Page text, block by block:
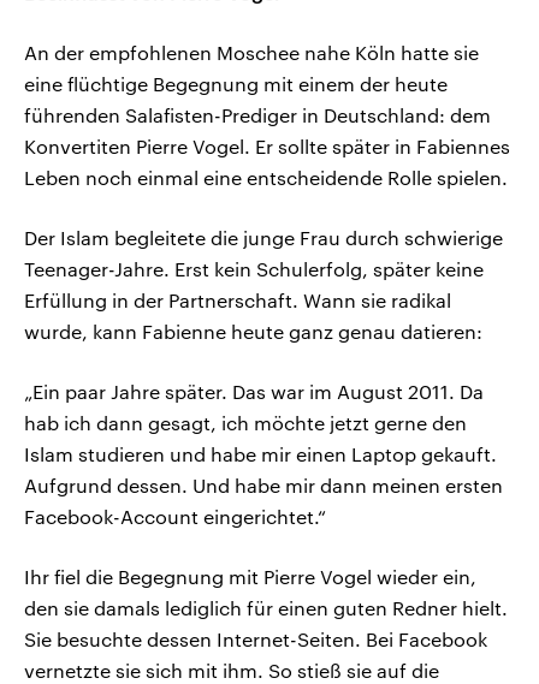
An der empfohlenen Moschee nahe Köln hatte sie
eine flüchtige Begegnung mit einem der heute
führenden Salafisten-Prediger in Deutschland: dem
Konvertiten Pierre Vogel. Er sollte später in Fabiennes
Leben noch einmal eine entscheidende Rolle spielen.
Der Islam begleitete die junge Frau durch schwierige
Teenager-Jahre. Erst kein Schulerfolg, später keine
Erfüllung in der Partnerschaft. Wann sie radikal
wurde, kann Fabienne heute ganz genau datieren:
„Ein paar Jahre später. Das war im August 2011. Da
hab ich dann gesagt, ich möchte jetzt gerne den
Islam studieren und habe mir einen Laptop gekauft.
Aufgrund dessen. Und habe mir dann meinen ersten
Facebook-Account eingerichtet.“
Ihr fiel die Begegnung mit Pierre Vogel wieder ein,
den sie damals lediglich für einen guten Redner hielt.
Sie besuchte dessen Internet-Seiten. Bei Facebook
vernetzte sie sich mit ihm. So stieß sie auf die